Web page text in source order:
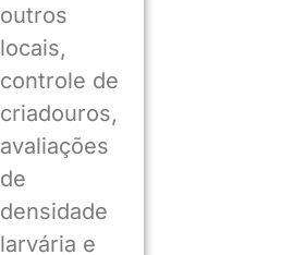
outros
locais,
controle de
criadouros,
avaliações
de
densidade
larvária e